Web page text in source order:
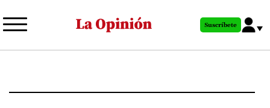
al
principal
Suscríbete